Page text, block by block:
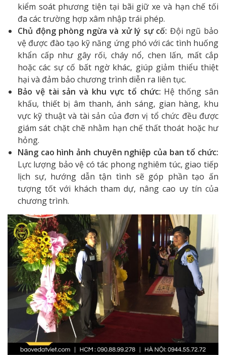
kiểm soát phương tiện tại bãi giữ xe và hạn chế tối
đa các trường hợp xâm nhập trái phép.
Chủ động phòng ngừa và xử lý sự cố: Đội ngũ bảo
vệ được đào tạo kỹ năng ứng phó với các tình huống
khẩn cấp như gây rối, cháy nổ, chen lấn, mất cắp
hoặc các sự cố bất ngờ khác, giúp giảm thiểu thiệt
hại và đảm bảo chương trình diễn ra liên tục.
Bảo vệ tài sản và khu vực tổ chức: Hệ thống sân
khấu, thiết bị âm thanh, ánh sáng, gian hàng, khu
vực kỹ thuật và tài sản của đơn vị tổ chức đều được
giám sát chặt chẽ nhằm hạn chế thất thoát hoặc hư
hỏng.
Nâng cao hình ảnh chuyên nghiệp của ban tổ chức:
Lực lượng bảo vệ có tác phong nghiêm túc, giao tiếp
lịch sự, hướng dẫn tận tình sẽ góp phần tạo ấn
tượng tốt với khách tham dự, nâng cao uy tín của
chương trình.